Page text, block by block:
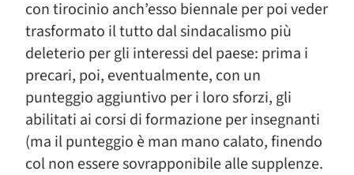
con tirocinio anch’esso biennale per poi veder
trasformato il tutto dal sindacalismo più
deleterio per gli interessi del paese: prima i
precari, poi, eventualmente, con un
punteggio aggiuntivo per i loro sforzi, gli
abilitati ai corsi di formazione per insegnanti
(ma il punteggio è man mano calato, finendo
col non essere sovrapponibile alle supplenze.